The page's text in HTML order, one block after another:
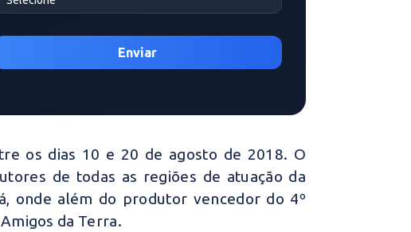
os dias 10 e 20 de agosto de 2018. O
de todas as regiões de atuação da
onde além do produtor vencedor do 4º
da Terra.